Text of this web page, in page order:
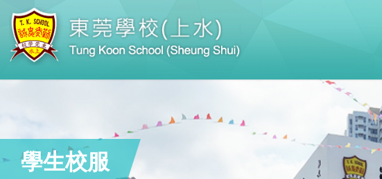
學生校服